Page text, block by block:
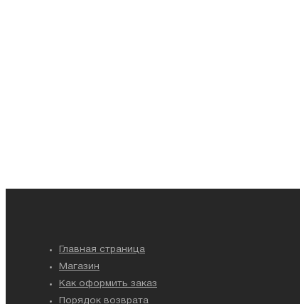
Главная страница
Магазин
Как оформить заказ
Порядок возврата